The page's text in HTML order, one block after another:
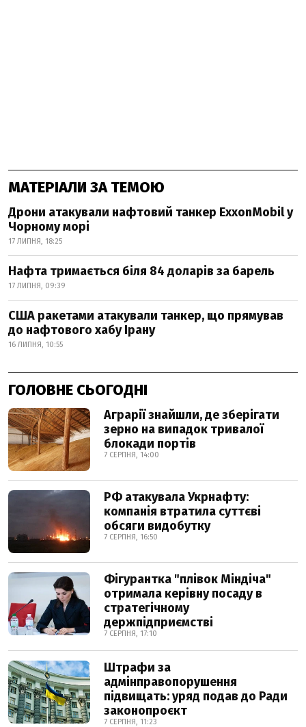
МАТЕРІАЛИ ЗА ТЕМОЮ
Дрони атакували нафтовий танкер ExxonMobil у
Чорному морі
17 ЛИПНЯ, 18:25
Нафта тримається біля 84 доларів за барель
17 ЛИПНЯ, 09:39
США ракетами атакували танкер, що прямував
до нафтового хабу Ірану
16 ЛИПНЯ, 10:55
ГОЛОВНЕ СЬОГОДНІ
Аграрії знайшли, де зберігати
зерно на випадок тривалої
блокади портів
7 СЕРПНЯ, 14:00
РФ атакувала Укрнафту:
компанія втратила суттєві
обсяги видобутку
7 СЕРПНЯ, 16:50
Фігурантка "плівок Міндіча"
отримала керівну посаду в
стратегічному
держпідприємстві
7 СЕРПНЯ, 17:10
Штрафи за
адмінправопорушення
підвищать: уряд подав до Ради
законопроєкт
7 СЕРПНЯ, 11:23